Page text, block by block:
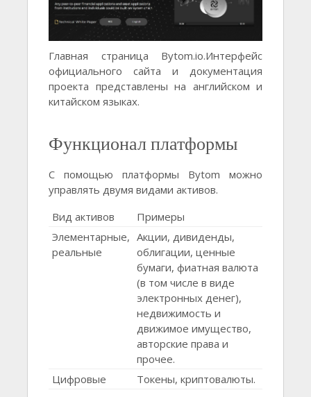
Главная страница Bytom.io.Интерфейс
официального сайта и документация
проекта представлены на английском и
китайском языках.
Функционал платформы
С помощью платформы Bytom можно
управлять двумя видами активов.
Вид активов
Примеры
Элементарные,
реальные
Акции, дивиденды,
облигации, ценные
бумаги, фиатная валюта
(в том числе в виде
электронных денег),
недвижимость и
движимое имущество,
авторские права и
прочее.
Цифровые
Токены, криптовалюты.